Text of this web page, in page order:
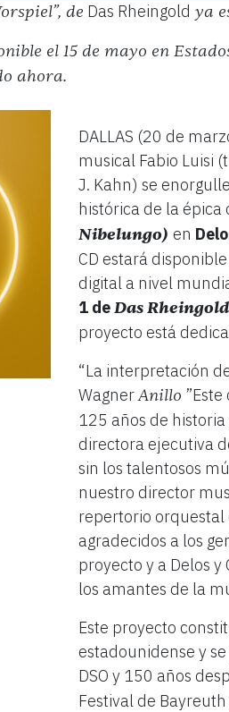
de Das Rheingold ya
el 15 de mayo en
ahora.
DALLAS (20 de
musical Fabio Luisi
J. Kahn) se
histórica de la
Nibelungo) en
CD estará
digital a nivel
1 deDas Rheingold
proyecto está
“La interpretación
WagnerAnillo
125 años de
directora ejecutiva
sin los talentosos
nuestro director
repertorio orquestal
agradecidos a los
proyecto y a Delos
los amantes de la
Este proyecto
estadounidense y
DSO y 150 años
Festival de